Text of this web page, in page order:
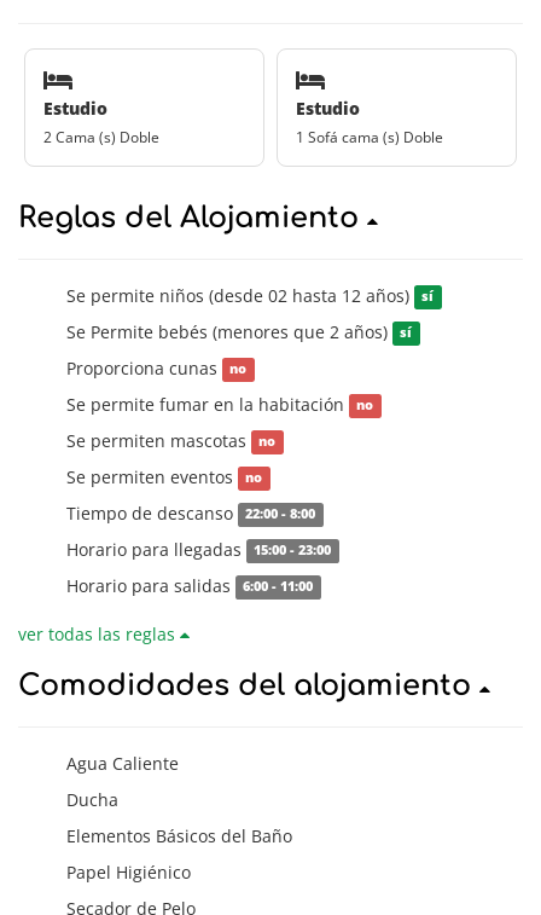
Estudio
2 Cama (s) Doble
Estudio
1 Sofá cama (s) Doble
Reglas del Alojamiento
Se permite niños (desde 02 hasta 12 años) sí
Se Permite bebés (menores que 2 años) sí
Proporciona cunas no
Se permite fumar en la habitación no
Se permiten mascotas no
Se permiten eventos no
Tiempo de descanso 22:00 - 8:00
Horario para llegadas 15:00 - 23:00
Horario para salidas 6:00 - 11:00
ver todas las reglas
Comodidades del alojamiento
Agua Caliente
Ducha
Elementos Básicos del Baño
Papel Higiénico
Secador de Pelo